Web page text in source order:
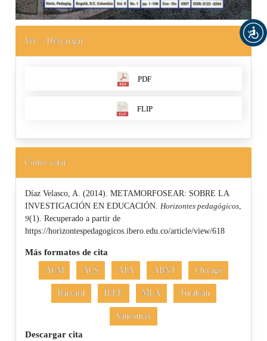
Ver / Descargar
PDF
FLIP
Cómo citar
Díaz Velasco, A. (2014). METAMORFOSEAR: SOBRE LA
INVESTIGACIÓN EN EDUCACIÓN.Horizontes pedagógicos,
9(1). Recuperado a partir de
https://horizontespedagogicos.ibero.edu.co/article/view/618
Más formatos de cita
ACM ACS APA ABNT Chicago
Harvard IEEE MLA Turabian
Vancouver
Descargar cita